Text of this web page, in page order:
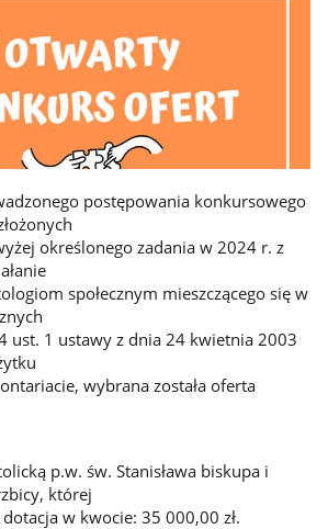
postępowania konkursowego
określonego zadania w 2024 r. z
społecznym mieszczącego się w
ust. 1 ustawy z dnia 24 kwietnia 2003
wybrana została oferta
p.w. św. Stanisława biskupa i
której
w kwocie: 35 000,00 zł.